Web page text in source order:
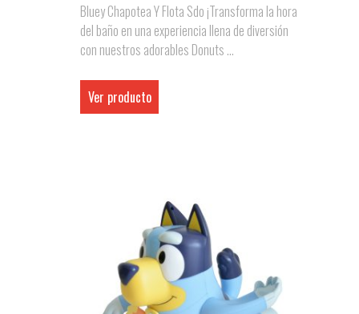
Bluey Chapotea Y Flota Sdo ¡Transforma la hora
del baño en una experiencia llena de diversión
con nuestros adorables Donuts ...
Ver producto